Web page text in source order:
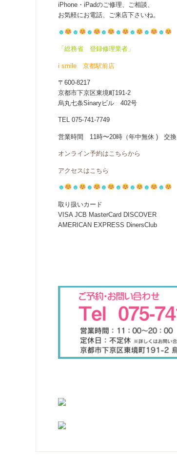
iPhone・iPadのご修理、ご相談、
お気軽にお電話、ご来店下さいね。
☻ ☻ ☻ ☻ ☻ ☻ ☻ ☻
「総務省 登録修理業者」
i smile 京都駅前店
〒600-8217
京都市下京区東境町191-2
烏丸七条Sinaryビル 402号
TEL 075-741-7749
営業時間 11時〜20時（年中無休 ) 交換
オンライン予約はこちらから
アクセスはこちら
☻ ☻ ☻ ☻ ☻ ☻ ☻ ☻
取り扱いカード
VISA JCB MasterCard DISCOVER
AMERICAN EXPRESS DinersClub